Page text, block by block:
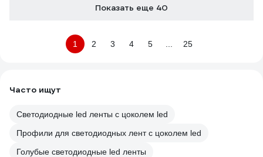
Показать еще 40
1 2 3 4 5 25
Часто ищут
Светодиодные led ленты с цоколем led
Профили для светодиодных лент с цоколем led
Голубые светодиодные led ленты